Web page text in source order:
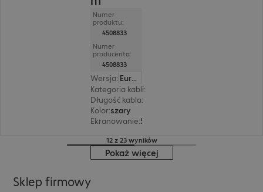
Numer
produktu:
4508833
Numer
producenta:
4508833
Wersja:
Europa
Kategoria kabli:
Długość kabla:
Kolor:szary
Ekranowanie:
12 z 23 wyników
Pokaż więcej
Sklep firmowy